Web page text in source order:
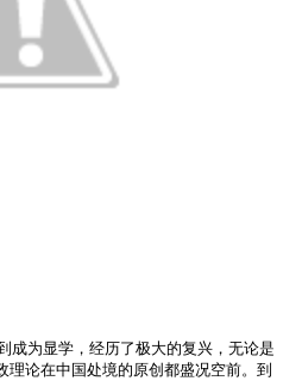
成为显学，经历了极大的复兴， 无论是
理论在中国处境的原创都盛况空前。到